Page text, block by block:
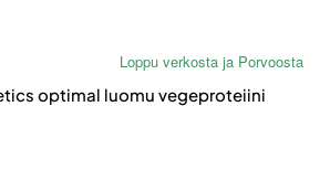
Loppu verkosta ja Porvoosta
optimal luomu vegeproteiini